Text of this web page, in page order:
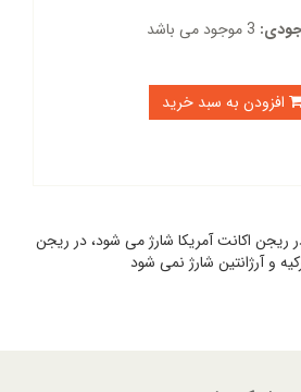
افزودن به سبد خرید
ریجن اکانت آمریکا شارژ می شود، در ریجن
و آرژانتین شارژ نمی شود